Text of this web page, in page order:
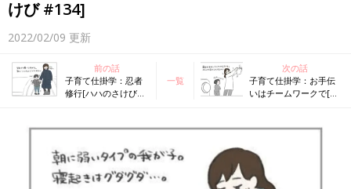
けび #134]
2022/02/09 更新
前の話
子育て仕掛学：忍者
修行[ハハのさけび
一覧
次の話
子育て仕掛学：お手伝
いはチームワークで[ハ